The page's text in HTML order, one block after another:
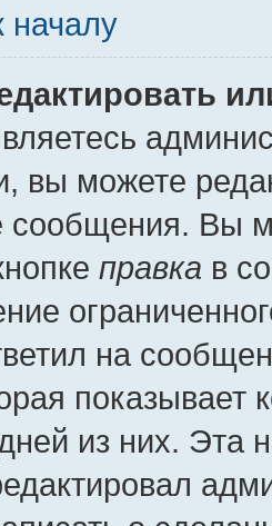
началу
вы можете
сообщения. Вы
правка в
на
показывает
из них. Эта